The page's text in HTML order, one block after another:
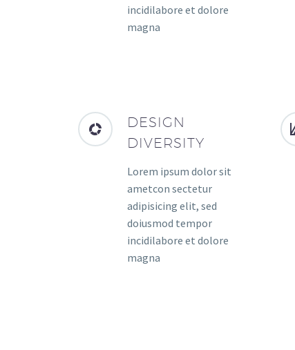
incidilabore et dolore
magna
DESIGN
DIVERSITY
Lorem ipsum dolor sit
ametcon sectetur
adipisicing elit, sed
doiusmod tempor
incidilabore et dolore
magna